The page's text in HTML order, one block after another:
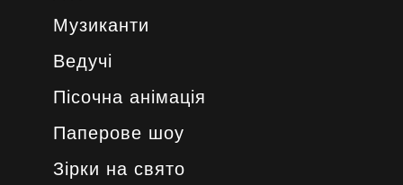
Музиканти
Ведучі
Пісочна анімація
Паперове шоу
Зірки на свято